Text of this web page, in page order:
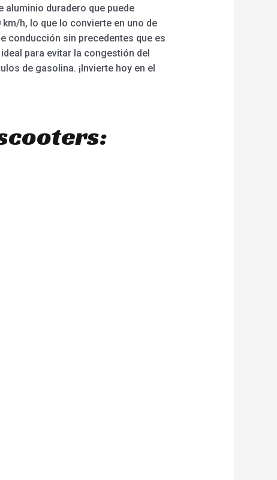
aluminio duradero que puede
h, lo que lo convierte en uno de
conducción sin precedentes que es
para evitar la congestión del
de gasolina. ¡Invierte hoy en el